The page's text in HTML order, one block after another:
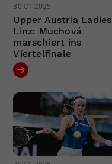
30.01.2025
Upper Austria Ladies
Linz: Muchová
marschiert ins
Viertelfinale